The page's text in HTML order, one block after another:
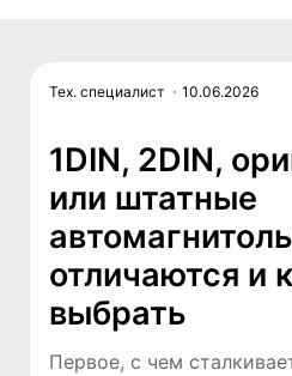
Тех. специалист 10.06.2026
1DIN, 2DIN,
или штатные
отличаются и
выбрать
Первое, с чем